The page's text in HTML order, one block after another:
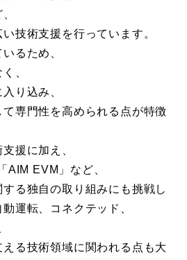
技術支援を行っています。
るため、
、
り込み、
専門性を高められる点が特徴
援に加え、
AIM EVM」など、
る独自の取り組みにも挑戦し
運転、コネクテッド、
る技術領域に関われる点も大